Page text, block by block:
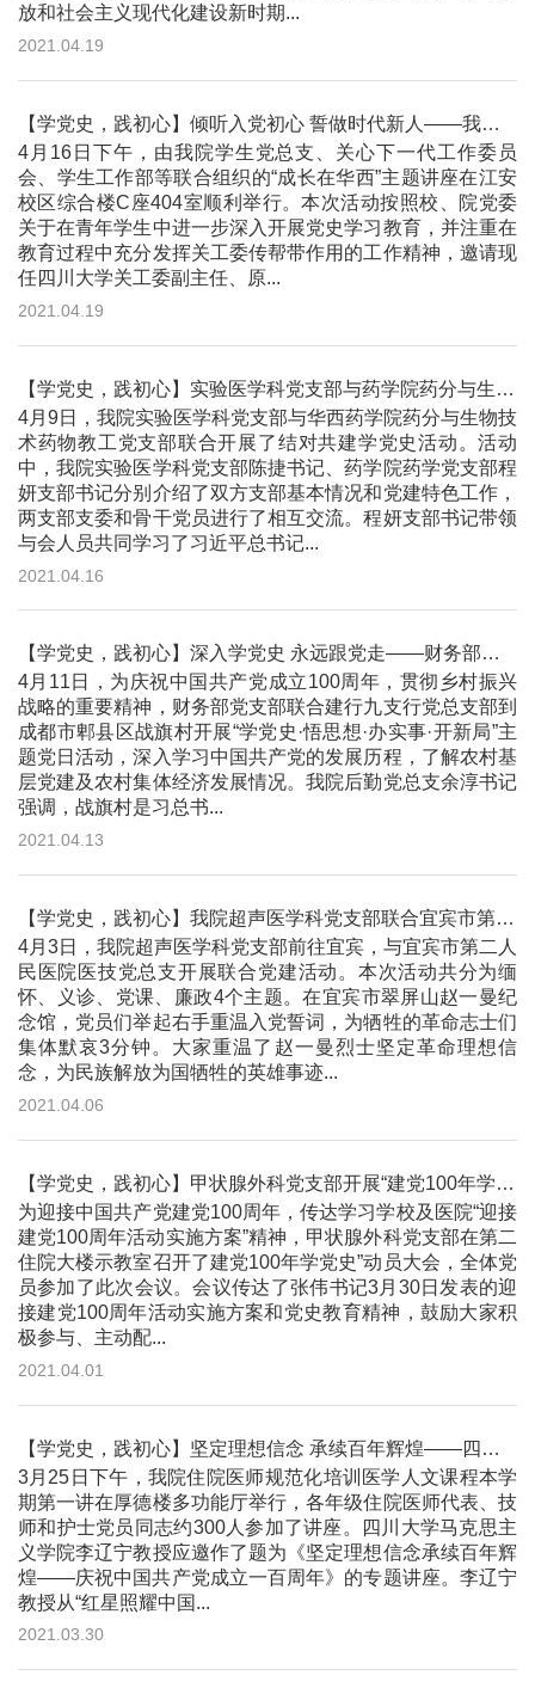
放和社会主义现代化建设新时期...
2021.04.19
【学党史，践初心】倾听入党初心 誓做时代新人——我院举办“成长在华西”主题讲座
4月16日下午，由我院学生党总支、关心下一代工作委员
会、学生工作部等联合组织的“成长在华西”主题讲座在江安
校区综合楼C座404室顺利举行。本次活动按照校、院党委
关于在青年学生中进一步深入开展党史学习教育，并注重在
教育过程中充分发挥关工委传帮带作用的工作精神，邀请现
任四川大学关工委副主任、原...
2021.04.19
【学党史，践初心】实验医学科党支部与药学院药分与生物技术药物教工党支部开展结对学党史活动
4月9日，我院实验医学科党支部与华西药学院药分与生物技
术药物教工党支部联合开展了结对共建学党史活动。活动
中，我院实验医学科党支部陈捷书记、药学院药学党支部程
妍支部书记分别介绍了双方支部基本情况和党建特色工作，
两支部支委和骨干党员进行了相互交流。程妍支部书记带领
与会人员共同学习了习近平总书记...
2021.04.16
【学党史，践初心】深入学党史 永远跟党走——财务部党支部联合建行九支行党总支赴战旗村开展主题党日活动
4月11日，为庆祝中国共产党成立100周年，贯彻乡村振兴
战略的重要精神，财务部党支部联合建行九支行党总支部到
成都市郫县区战旗村开展“学党史·悟思想·办实事·开新局”主
题党日活动，深入学习中国共产党的发展历程，了解农村基
层党建及农村集体经济发展情况。我院后勤党总支余淳书记
强调，战旗村是习总书...
2021.04.13
【学党史，践初心】我院超声医学科党支部联合宜宾市第二人民医院医技党总支开展党建主题活动
4月3日，我院超声医学科党支部前往宜宾，与宜宾市第二人
民医院医技党总支开展联合党建活动。本次活动共分为缅
怀、义诊、党课、廉政4个主题。在宜宾市翠屏山赵一曼纪
念馆，党员们举起右手重温入党誓词，为牺牲的革命志士们
集体默哀3分钟。大家重温了赵一曼烈士坚定革命理想信
念，为民族解放为国牺牲的英雄事迹...
2021.04.06
【学党史，践初心】甲状腺外科党支部开展“建党100年学党史”动员大会
为迎接中国共产党建党100周年，传达学习学校及医院“迎接
建党100周年活动实施方案”精神，甲状腺外科党支部在第二
住院大楼示教室召开了建党100年学党史”动员大会，全体党
员参加了此次会议。会议传达了张伟书记3月30日发表的迎
接建党100周年活动实施方案和党史教育精神，鼓励大家积
极参与、主动配...
2021.04.01
【学党史，践初心】坚定理想信念 承续百年辉煌——四川大学华西医院2021春季学期住院医师医学人文课开讲
3月25日下午，我院住院医师规范化培训医学人文课程本学
期第一讲在厚德楼多功能厅举行，各年级住院医师代表、技
师和护士党员同志约300人参加了讲座。四川大学马克思主
义学院李辽宁教授应邀作了题为《坚定理想信念承续百年辉
煌——庆祝中国共产党成立一百周年》的专题讲座。李辽宁
教授从“红星照耀中国...
2021.03.30